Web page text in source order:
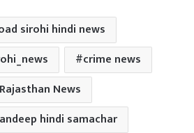
sirohi hindi news
crime news
Rajasthan News
hindi samachar